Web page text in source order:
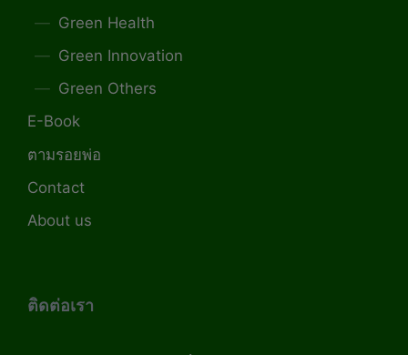
Green Health
Green Innovation
Green Others
E-Book
ตามรอยพ่อ
Contact
About us
ติดต่อเรา